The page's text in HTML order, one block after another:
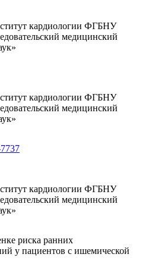
кардиологии ФГБНУ
медицинский
кардиологии ФГБНУ
медицинский
кардиологии ФГБНУ
медицинский
риска ранних
у пациентов с ишемической